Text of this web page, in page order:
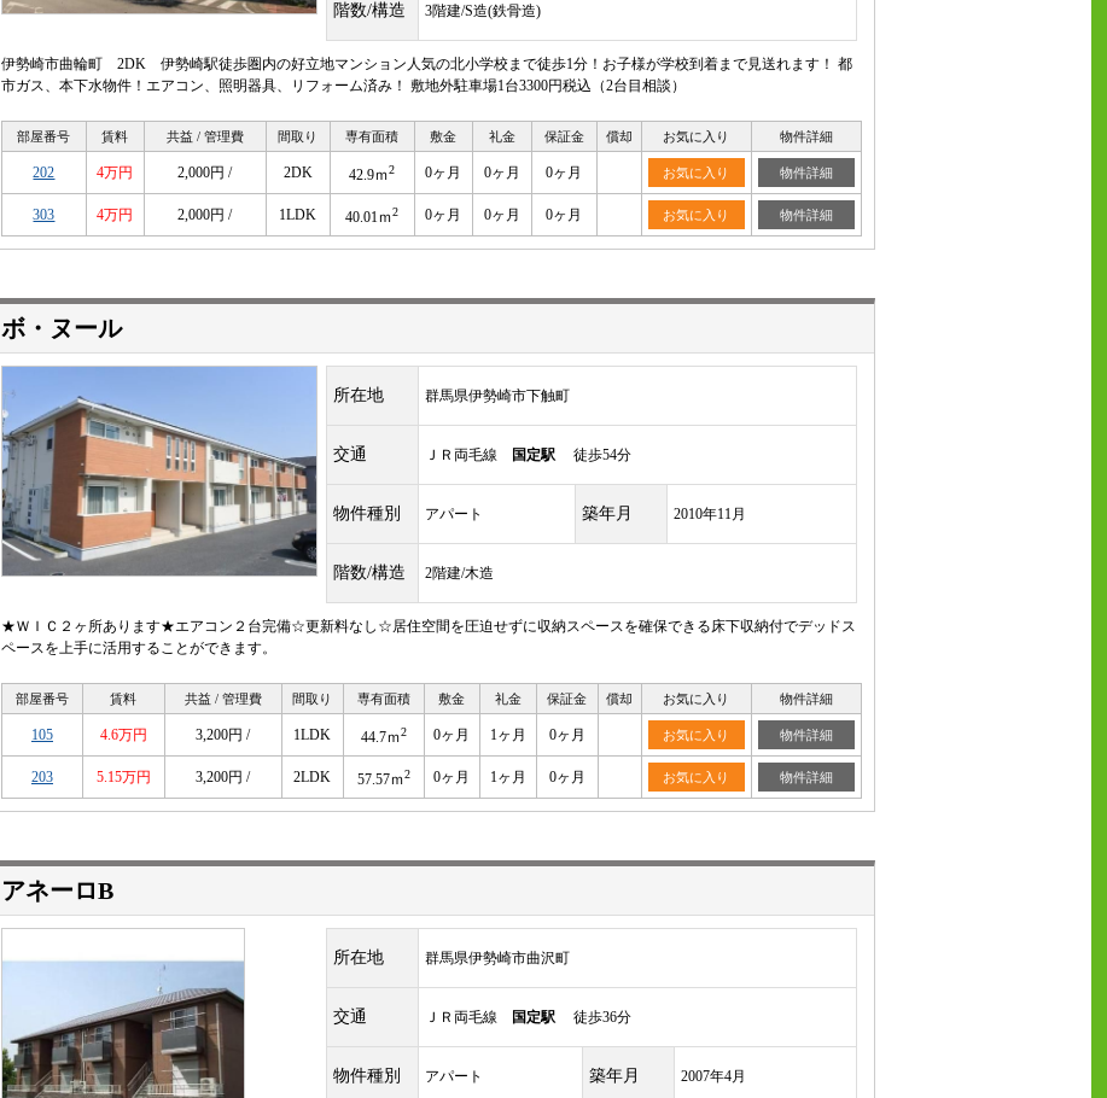
階数/構造 3階建/S造(鉄骨造)
伊勢崎市曲輪町 2DK 伊勢崎駅徒歩圏内の好立地マンション人気の北小学校まで徒歩1分！お子様が学校到着まで見送れます！ 都
市ガス、本下水物件！エアコン、照明器具、リフォーム済み！ 敷地外駐車場1台3300円税込（2台目相談）
部屋番号 賃料 共益 / 管理費 間取り 専有面積 敷金 礼金 保証金 償却 お気に入り 物件詳細
202 4万円 2,000円 / 2DK 42.9ｍ2 0ヶ月 0ヶ月 0ヶ月 お気に入り 物件詳細
303 4万円 2,000円 / 1LDK 40.01ｍ2 0ヶ月 0ヶ月 0ヶ月 お気に入り 物件詳細
ボ・ヌール
所在地 群馬県伊勢崎市下触町
交通 ＪＲ両毛線 国定駅徒歩54分
物件種別 アパート 築年月 2010年11月
階数/構造 2階建/木造
★ＷＩＣ２ヶ所あります★エアコン２台完備☆更新料なし☆居住空間を圧迫せずに収納スペースを確保できる床下収納付でデッドス
ペースを上手に活用することができます。
部屋番号 賃料 共益 / 管理費 間取り 専有面積 敷金 礼金 保証金 償却 お気に入り 物件詳細
105 4.6万円 3,200円 / 1LDK 44.7ｍ2 0ヶ月 1ヶ月 0ヶ月 お気に入り 物件詳細
203 5.15万円 3,200円 / 2LDK 57.57ｍ2 0ヶ月 1ヶ月 0ヶ月 お気に入り 物件詳細
アネーロB
所在地 群馬県伊勢崎市曲沢町
交通 ＪＲ両毛線 国定駅徒歩36分
物件種別 アパート 築年月 2007年4月